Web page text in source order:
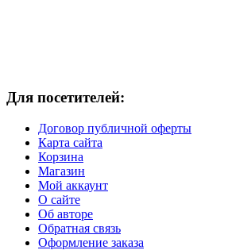
Для посетителей:
Договор публичной оферты
Карта сайта
Корзина
Магазин
Мой аккаунт
О сайте
Об авторе
Обратная связь
Оформление заказа